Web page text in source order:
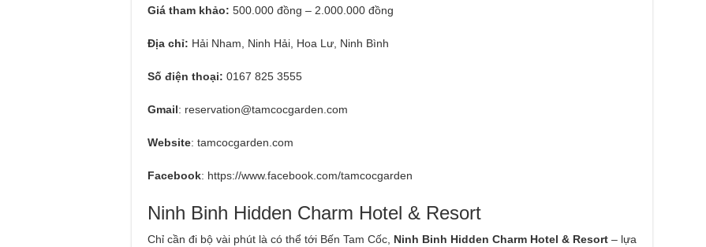
Giá tham khảo: 500.000 đồng – 2.000.000 đồng
Địa chỉ: Hải Nham, Ninh Hải, Hoa Lư, Ninh Bình
Số điện thoại: 0167 825 3555
Gmail: reservation@tamcocgarden.com
Website: tamcocgarden.com
Facebook: https://www.facebook.com/tamcocgarden
Ninh Binh Hidden Charm Hotel & Resort
Chỉ cần đi bộ vài phút là có thể tới Bến Tam Cốc, Ninh Binh Hidden Charm Hotel & Resort – lựa